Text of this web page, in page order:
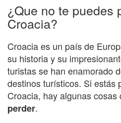
¿Que no te puedes
Croacia?
Croacia es un país de
su historia y su
turistas se han enamorado
destinos turísticos. Si estás
Croacia, hay algunas
perder.